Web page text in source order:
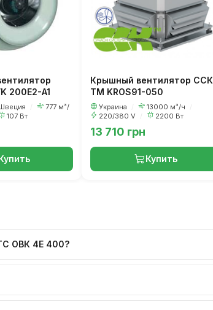
200E2-A1
777 м³/
107 Вт
Крышный вентилятор ССК
ТМ KROS91-050
Украина 13000 м³/ч
220/380 V
2200 Вт
13 710 грн
Купить
ОВК 4Е 400?